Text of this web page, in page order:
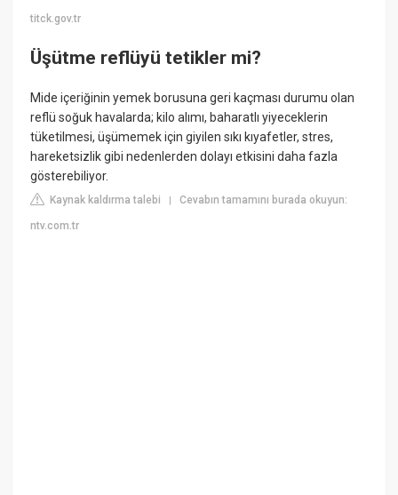
titck.gov.tr
Üşütme reflüyü tetikler mi?
Mide içeriğinin yemek borusuna geri kaçması durumu olan
reflü soğuk havalarda; kilo alımı, baharatlı yiyeceklerin
tüketilmesi, üşümemek için giyilen sıkı kıyafetler, stres,
hareketsizlik gibi nedenlerden dolayı etkisini daha fazla
gösterebiliyor.
Kaynak kaldırma talebi |Cevabın tamamını burada okuyun:
ntv.com.tr